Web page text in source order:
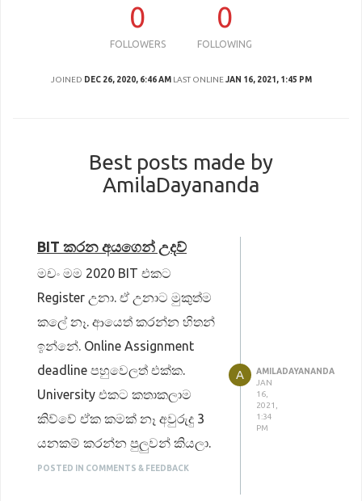
0
FOLLOWERS
0
FOLLOWING
JOINED DEC 26, 2020, 6:46 AM LAST ONLINE JAN 16, 2021, 1:45 PM
Best posts made by
AmilaDayananda
BIT කරන අයගෙන් උදව්
මචං මම 2020 BIT එකට
Register උනා. ඒ උනාට මුකුත්ම
කලේ නෑ. ආයෙත් කරන්න හිතන්
ඉන්නේ. Online Assignment
deadline පහුවෙලත් එක්ක.
University එකට කතාකලාම
කිව්වේ ඒක කමක් නෑ අවුරුදු 3
යනකම් කරන්න පුලුවන් කියලා.
මම දැන් මොකද කරන්න ඔනි
POSTED IN COMMENTS & FEEDBACK
A
AMILADAYANANDA
JAN
16,
2021,
1:34
PM